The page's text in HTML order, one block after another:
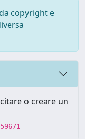
copyright e
o creare un